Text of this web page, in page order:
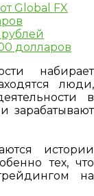
Global FX
долларов
набирает
люди,
в
зарабатывают
истории
тех, что
на